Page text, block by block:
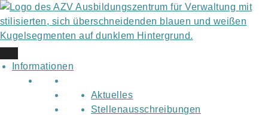
Skip
to
content
Informationen
Aktuelles
Stellenausschreibungen